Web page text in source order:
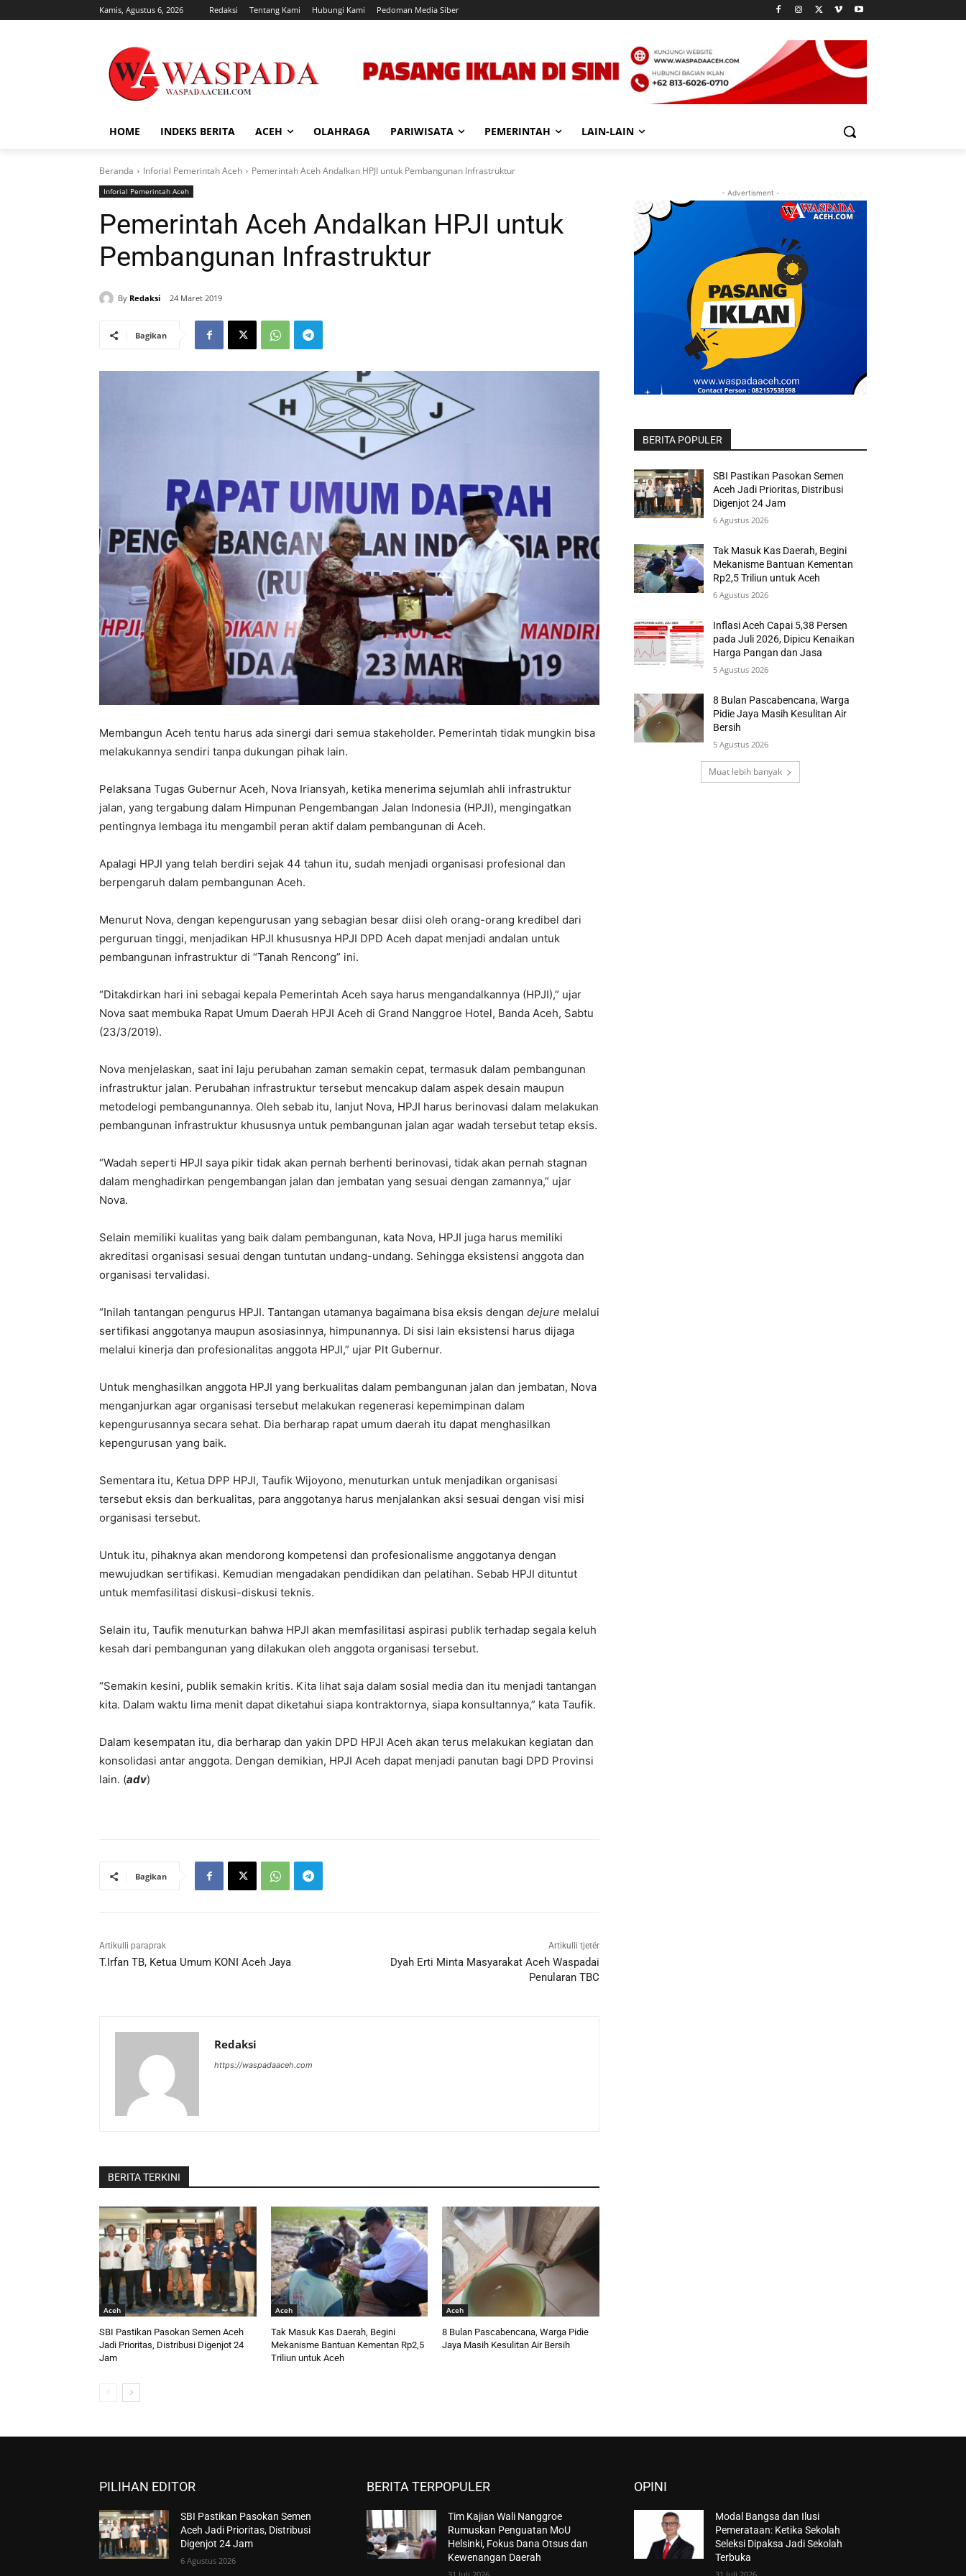
Kamis, Agustus 6, 2026 Redaksi Tentang Kami Hubungi Kami Pedoman Media Siber
HOME INDEKS BERITA ACEH OLAHRAGA PARIWISATA PEMERINTAH LAIN-LAIN
Beranda Inforial Pemerintah Aceh Pemerintah Aceh Andalkan HPJI untuk Pembangunan Infrastruktur
Inforial Pemerintah Aceh
Pemerintah Aceh Andalkan HPJI untuk
Pembangunan Infrastruktur
By Redaksi 24 Maret 2019
Bagikan
Membangun Aceh tentu harus ada sinergi dari semua stakeholder. Pemerintah tidak mungkin bisa
melakukannya sendiri tanpa dukungan pihak lain.
Pelaksana Tugas Gubernur Aceh, Nova Iriansyah, ketika menerima sejumlah ahli infrastruktur
jalan, yang tergabung dalam Himpunan Pengembangan Jalan Indonesia (HPJI), mengingatkan
pentingnya lembaga itu mengambil peran aktif dalam pembangunan di Aceh.
Apalagi HPJI yang telah berdiri sejak 44 tahun itu, sudah menjadi organisasi profesional dan
berpengaruh dalam pembangunan Aceh.
Menurut Nova, dengan kepengurusan yang sebagian besar diisi oleh orang-orang kredibel dari
perguruan tinggi, menjadikan HPJI khususnya HPJI DPD Aceh dapat menjadi andalan untuk
pembangunan infrastruktur di “Tanah Rencong” ini.
“Ditakdirkan hari ini sebagai kepala Pemerintah Aceh saya harus mengandalkannya (HPJI),” ujar
Nova saat membuka Rapat Umum Daerah HPJI Aceh di Grand Nanggroe Hotel, Banda Aceh, Sabtu
(23/3/2019).
Nova menjelaskan, saat ini laju perubahan zaman semakin cepat, termasuk dalam pembangunan
infrastruktur jalan. Perubahan infrastruktur tersebut mencakup dalam aspek desain maupun
metodelogi pembangunannya. Oleh sebab itu, lanjut Nova, HPJI harus berinovasi dalam melakukan
pembangunan infrastruktur khususnya untuk pembangunan jalan agar wadah tersebut tetap eksis.
“Wadah seperti HPJI saya pikir tidak akan pernah berhenti berinovasi, tidak akan pernah stagnan
dalam menghadirkan pengembangan jalan dan jembatan yang sesuai dengan zamannya,” ujar
Nova.
Selain memiliki kualitas yang baik dalam pembangunan, kata Nova, HPJI juga harus memiliki
akreditasi organisasi sesuai dengan tuntutan undang-undang. Sehingga eksistensi anggota dan
organisasi tervalidasi.
“Inilah tantangan pengurus HPJI. Tantangan utamanya bagaimana bisa eksis dengan dejure melalui
sertifikasi anggotanya maupun asosiasinnya, himpunannya. Di sisi lain eksistensi harus dijaga
melalui kinerja dan profesionalitas anggota HPJI,” ujar Plt Gubernur.
Untuk menghasilkan anggota HPJI yang berkualitas dalam pembangunan jalan dan jembatan, Nova
menganjurkan agar organisasi tersebut melakukan regenerasi kepemimpinan dalam
kepengurusannya secara sehat. Dia berharap rapat umum daerah itu dapat menghasilkan
kepengurusan yang baik.
Sementara itu, Ketua DPP HPJI, Taufik Wijoyono, menuturkan untuk menjadikan organisasi
tersebut eksis dan berkualitas, para anggotanya harus menjalankan aksi sesuai dengan visi misi
organisasi tersebut.
Untuk itu, pihaknya akan mendorong kompetensi dan profesionalisme anggotanya dengan
mewujudkan sertifikasi. Kemudian mengadakan pendidikan dan pelatihan. Sebab HPJI dituntut
untuk memfasilitasi diskusi-diskusi teknis.
Selain itu, Taufik menuturkan bahwa HPJI akan memfasilitasi aspirasi publik terhadap segala keluh
kesah dari pembangunan yang dilakukan oleh anggota organisasi tersebut.
“Semakin kesini, publik semakin kritis. Kita lihat saja dalam sosial media dan itu menjadi tantangan
kita. Dalam waktu lima menit dapat diketahui siapa kontraktornya, siapa konsultannya,” kata Taufik.
Dalam kesempatan itu, dia berharap dan yakin DPD HPJI Aceh akan terus melakukan kegiatan dan
konsolidasi antar anggota. Dengan demikian, HPJI Aceh dapat menjadi panutan bagi DPD Provinsi
lain. (adv)
Bagikan
Artikulli paraprak
T.Irfan TB, Ketua Umum KONI Aceh Jaya
Artikulli tjetër
Dyah Erti Minta Masyarakat Aceh Waspadai
Penularan TBC
Redaksi
https://waspadaaceh.com
BERITA TERKINI
Aceh
SBI Pastikan Pasokan Semen Aceh
Jadi Prioritas, Distribusi Digenjot 24
Jam
Aceh
Tak Masuk Kas Daerah, Begini
Mekanisme Bantuan Kementan Rp2,5
Triliun untuk Aceh
Aceh
8 Bulan Pascabencana, Warga Pidie
Jaya Masih Kesulitan Air Bersih
- Advertisment -
BERITA POPULER
SBI Pastikan Pasokan Semen
Aceh Jadi Prioritas, Distribusi
Digenjot 24 Jam
6 Agustus 2026
Tak Masuk Kas Daerah, Begini
Mekanisme Bantuan Kementan
Rp2,5 Triliun untuk Aceh
6 Agustus 2026
Inflasi Aceh Capai 5,38 Persen
pada Juli 2026, Dipicu Kenaikan
Harga Pangan dan Jasa
5 Agustus 2026
8 Bulan Pascabencana, Warga
Pidie Jaya Masih Kesulitan Air
Bersih
5 Agustus 2026
Muat lebih banyak
PILIHAN EDITOR
SBI Pastikan Pasokan Semen
Aceh Jadi Prioritas, Distribusi
Digenjot 24 Jam
6 Agustus 2026
BERITA TERPOPULER
Tim Kajian Wali Nanggroe
Rumuskan Penguatan MoU
Helsinki, Fokus Dana Otsus dan
Kewenangan Daerah
OPINI
Modal Bangsa dan Ilusi
Pemerataan: Ketika Sekolah
Seleksi Dipaksa Jadi Sekolah
Terbuka